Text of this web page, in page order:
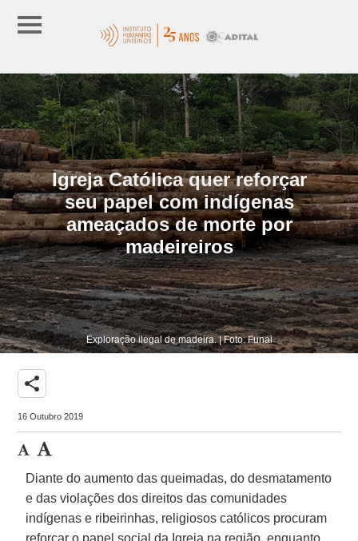
Igreja Católica quer reforçar
seu papel com indígenas
ameaçados de morte por
madeireiros
Exploração ilegal de madeira. | Foto: Funai
share
16 Outubro 2019
Diante do aumento das queimadas, do desmatamento
e das violações dos direitos das comunidades
indígenas e ribeirinhas, religiosos católicos procuram
reforçar o papel social da Igreja na região, enquanto